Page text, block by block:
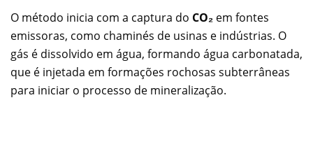
O método inicia com a captura do CO₂ em fontes
emissoras, como chaminés de usinas e indústrias. O
gás é dissolvido em água, formando água carbonatada,
que é injetada em formações rochosas subterrâneas
para iniciar o processo de mineralização.